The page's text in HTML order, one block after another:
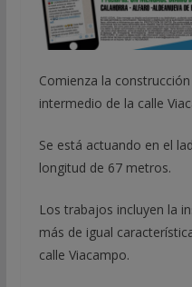
Comienza la
intermedio de la calle
Se está actuando en el
longitud de 67 metros.
Los trabajos incluyen la
más de igual
calle Viacampo.